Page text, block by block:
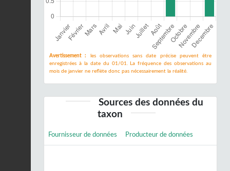
Avertissement :
les observations sans date précise peuvent être
enregistrées à la date du 01/01. La fréquence des observations au
mois de janvier ne reflète donc pas nécessairement la réalité.
Sources des données du
taxon
Fournisseur de données Producteur de données